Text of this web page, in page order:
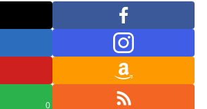
0